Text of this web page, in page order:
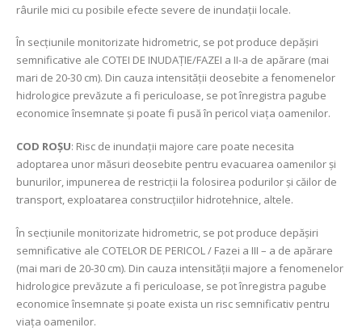
râurile mici cu posibile efecte severe de inundații locale.
În secțiunile monitorizate hidrometric, se pot produce depășiri
semnificative ale COTEI DE INUDAȚIE/FAZEI a II-a de apărare (mai
mari de 20-30 cm). Din cauza intensității deosebite a fenomenelor
hidrologice prevăzute a fi periculoase, se pot înregistra pagube
economice însemnate și poate fi pusă în pericol viața oamenilor.
COD ROŞU: Risc de inundații majore care poate necesita
adoptarea unor măsuri deosebite pentru evacuarea oamenilor şi
bunurilor, impunerea de restricţii la folosirea podurilor şi căilor de
transport, exploatarea construcţiilor hidrotehnice, altele.
În secţiunile monitorizate hidrometric, se pot produce depășiri
semnificative ale COTELOR DE PERICOL / Fazei a III – a de apărare
(mai mari de 20-30 cm). Din cauza intensității majore a fenomenelor
hidrologice prevăzute a fi periculoase, se pot înregistra pagube
economice însemnate şi poate exista un risc semnificativ pentru
viața oamenilor.